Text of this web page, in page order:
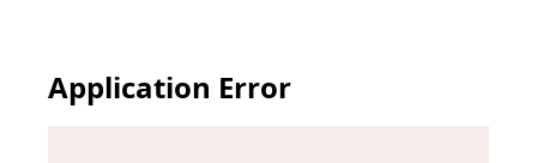
Application Error